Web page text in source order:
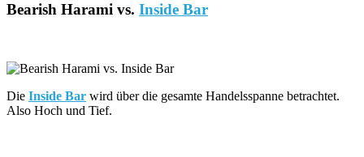
Bearish Harami vs. Inside Bar
Die Inside Bar wird über die gesamte Handelsspanne betrachtet.
Also Hoch und Tief.